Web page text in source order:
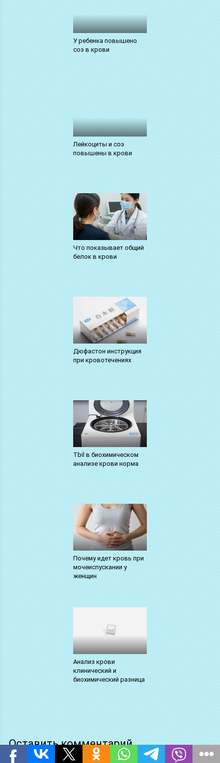
У ребенка повышено
соэ в крови
Лейкоциты и соэ
повышены в крови
Что показывает общий
белок в крови
Дюфастон инструкция
при кровотечениях
Tbil в биохимическом
анализе крови норма
Почему идет кровь при
мочеиспускании у
женщин
Анализ крови
клинический и
биохимический разница
Оставить комментарий